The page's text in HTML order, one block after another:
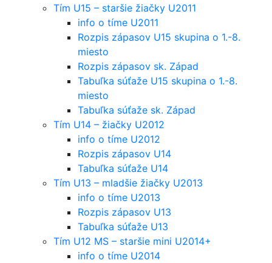
Tím U15 – staršie žiačky U2011
info o tíme U2011
Rozpis zápasov U15 skupina o 1.-8.
miesto
Rozpis zápasov sk. Západ
Tabuľka súťaže U15 skupina o 1.-8.
miesto
Tabuľka súťaže sk. Západ
Tím U14 – žiačky U2012
info o tíme U2012
Rozpis zápasov U14
Tabuľka súťaže U14
Tím U13 – mladšie žiačky U2013
info o tíme U2013
Rozpis zápasov U13
Tabuľka súťaže U13
Tím U12 MS – staršie mini U2014+
info o tíme U2014